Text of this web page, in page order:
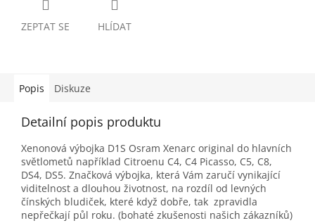
ZEPTAT SE HLÍDAT
Popis Diskuze
Detailní popis produktu
Xenonová výbojka D1S Osram Xenarc original do hlavních
světlometů například Citroenu C4, C4 Picasso, C5, C8,
DS4, DS5. Značková výbojka, která Vám zaručí vynikající
viditelnost a dlouhou životnost, na rozdíl od levných
čínských bludiček, které když dobře, tak zpravidla
nepřečkají půl roku. (bohaté zkušenosti našich zákazníků)